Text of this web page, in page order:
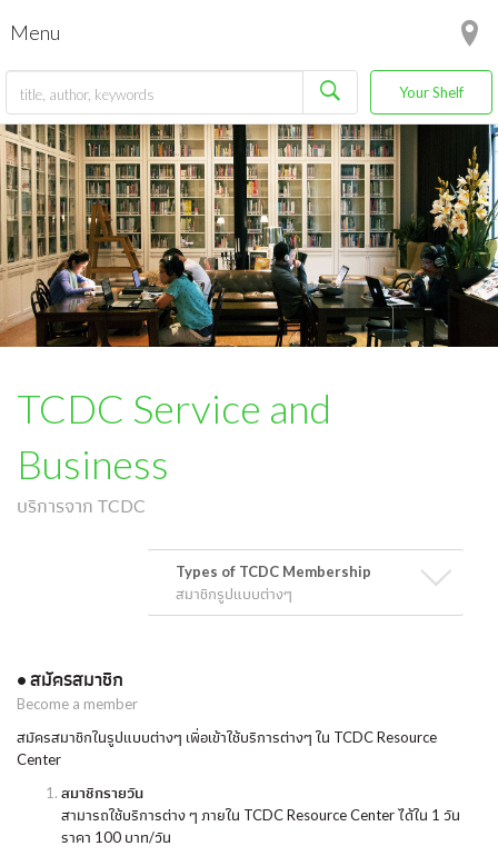
Menu
Your Shelf
TCDC Service and
Business
บริการจาก TCDC
Types of TCDC Membership
สมาชิกรูปแบบต่างๆ
• สมัครสมาชิก
Become a member
สมัครสมาชิกในรูปแบบต่างๆ เพื่อเข้าใช้บริการต่างๆ ใน TCDC Resource
Center
สมาชิกรายวัน
สามารถใช้บริการต่าง ๆ ภายใน TCDC Resource Center ได้ใน 1 วัน
ราคา 100 บาท/วัน